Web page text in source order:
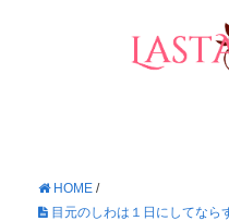
HOME /
目元のしわは１日にしてなら